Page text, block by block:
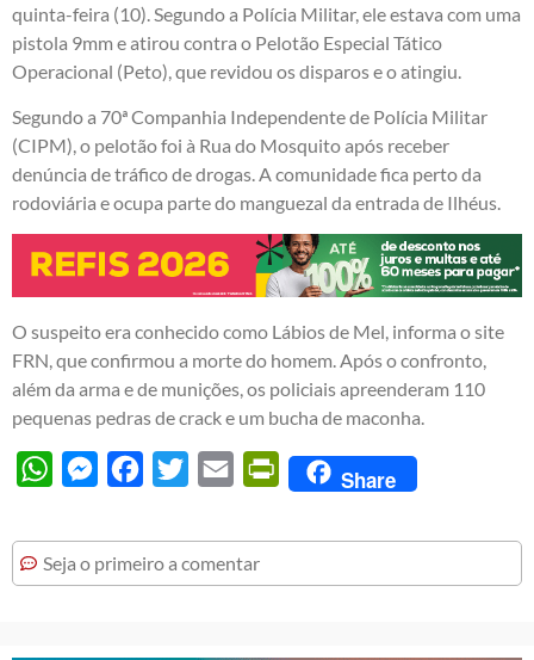
quinta-feira (10). Segundo a Polícia Militar, ele estava com uma
pistola 9mm e atirou contra o Pelotão Especial Tático
Operacional (Peto), que revidou os disparos e o atingiu.
Segundo a 70ª Companhia Independente de Polícia Militar
(CIPM), o pelotão foi à Rua do Mosquito após receber
denúncia de tráfico de drogas. A comunidade fica perto da
rodoviária e ocupa parte do manguezal da entrada de Ilhéus.
O suspeito era conhecido como Lábios de Mel, informa o site
FRN, que confirmou a morte do homem. Após o confronto,
além da arma e de munições, os policiais apreenderam 110
pequenas pedras de crack e um bucha de maconha.
WhatsAppMessengerFacebook
Twitter Email PrintFriendly
Share
Seja o primeiro a comentar